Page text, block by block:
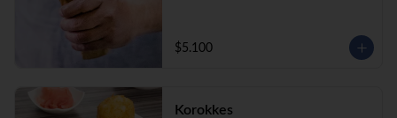
$5.100
Korokkes